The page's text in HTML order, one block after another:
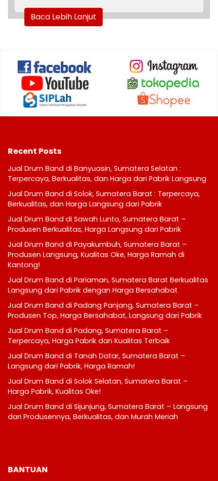
Baca Lebih Lanjut
Recent Posts
Jual Drum Band di Banyuasin, Sumatera Selatan :
Terpercaya, Berkualitas, dan Harga dari Pabrik Langsung
Jual Drum Band di Solok, Sumatera Barat : Terpercaya,
Berkualitas, dan Harga Langsung dari Pabrik
Jual Drum Band di Sawah Lunto, Sumatera Barat –
Produsen Berkualitas, Harga Langsung dari Pabrik
Jual Drum Band di Payakumbuh, Sumatera Barat –
Produsen Langsung, Kualitas Oke, Harga Ramah di
Kantong!
Jual Drum Band di Pariaman, Sumatera Barat Berkualitas
Langsung dari Pabrik dengan Harga Bersahabat
Jual Drum Band di Padang Panjang, Sumatera Barat –
Produsen Top, Harga Bersahabat, Langsung dari Pabrik
Jual Drum Band di Padang, Sumatera Barat –
Terpercaya, Harga Pabrik dan Kualitas Terbaik
Jual Drum Band di Tanah Datar, Sumatera Barat –
Langsung dari Pabrik, Harga Ramah!
Jual Drum Band di Solok Selatan, Sumatera Barat –
Harga Pabrik, Kualitas Oke!
Jual Drum Band di Sijunjung, Sumatera Barat – Langsung
dari Produsennya, Berkualitas, dan Murah Meriah
BANTUAN